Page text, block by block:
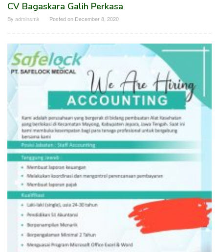
CV Bagaskara Galih Perkasa
By adminsmk Posted on December 8, 2020